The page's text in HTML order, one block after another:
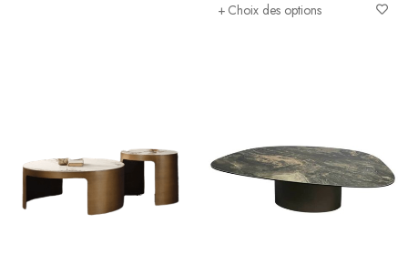
Choix des options